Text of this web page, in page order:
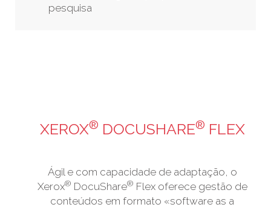
pesquisa
XEROX® DOCUSHARE® FLEX
Ágil e com capacidade de adaptação, o
Xerox® DocuShare® Flex oferece gestão de
conteúdos em formato «software as a